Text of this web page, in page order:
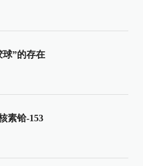
球”的存在
素铪-153